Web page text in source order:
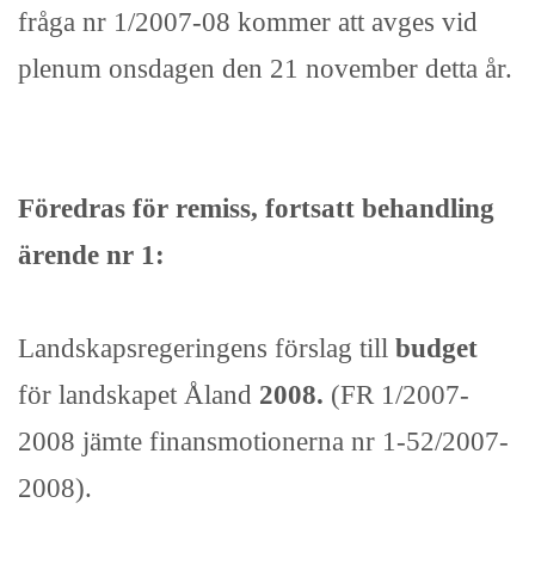
fråga nr 1/2007-08 kommer att avges vid
plenum onsdagen den 21 november detta år.
Föredras för remiss, fortsatt behandling
ärende nr 1:
Landskapsregeringens förslag till budget
för landskapet Åland 2008. (FR 1/2007-
2008 jämte finansmotionerna nr 1-52/2007-
2008).